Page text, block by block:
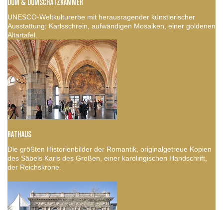
DOM & DOMSCHATZKAMMER
UNESCO-Weltkulturerbe mit herausragender künstlerischer
Ausstattung: Karlsschrein, aufwändigen Mosaiken, einer goldenen
Altartafel.
RATHAUS
Die größten Historienbilder der Romantik, originalgetreue Kopien
des Säbels Karls des Großen, einer karolingischen Handschrift,
der Reichskrone.